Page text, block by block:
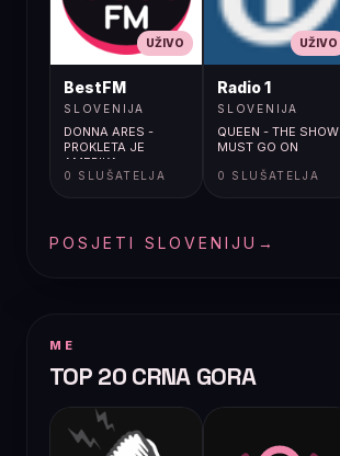
UŽIVO
BestFM
SLOVENIJA
DONNA ARES -
PROKLETA JE
AMERIKA
0 SLUŠATELJA
UŽIVO
Radio 1
SLOVENIJA
QUEEN - THE SHOW
MUST GO ON
0 SLUŠATELJA
POSJETI SLOVENIJU →
ME
TOP 20 CRNA GORA